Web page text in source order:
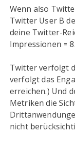
Wenn also
Twitter User B
deine Twitter-
Impressionen = 8.
Twitter verfolgt
verfolgt das
erreichen.) Und
Metriken die
nicht